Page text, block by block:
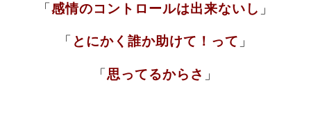
「感情のコントロールは出来ないし 」
「 とにかく誰か助けて！って 」
「 思ってるからさ 」